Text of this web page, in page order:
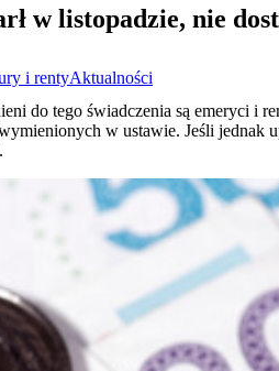
w listopadzie, nie
i rentyAktualności
do tego świadczenia są emeryci i
w ustawie. Jeśli jednak